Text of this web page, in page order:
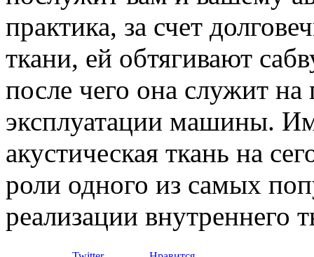
практика, за счет
ткани, ей обтягивают
после чего она служит на
эксплуатации машины.
акустическая ткань на
роли одного из самых
реализации внутреннего